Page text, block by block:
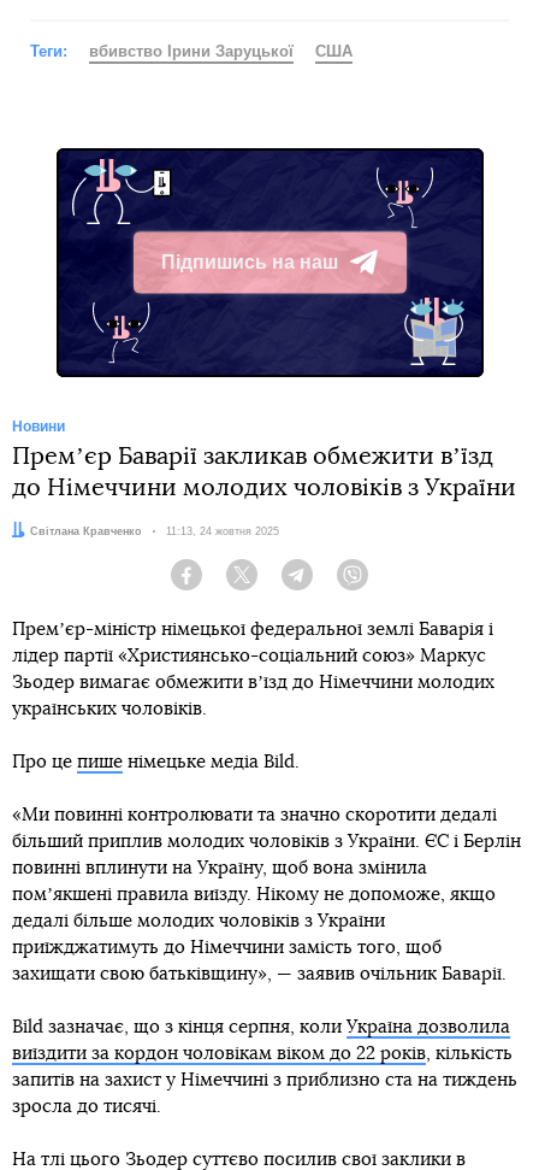
Теги: вбивство Ірини Заруцької США
Підпишись на наш
Telegram
Новини
Премʼєр Баварії закликав обмежити вʼїзд
до Німеччини молодих чоловіків з України
Автор:
Світлана Кравченко Дата:
11:13, 24 жовтня 2025
Facebook Twitter Telegram
Премʼєр-міністр німецької федеральної землі Баварія і
лідер партії «Християнсько-соціальний союз» Маркус
Зьодер вимагає обмежити вʼїзд до Німеччини молодих
українських чоловіків.
Про це пише німецьке медіа Bild.
«Ми повинні контролювати та значно скоротити дедалі
більший приплив молодих чоловіків з України. ЄС і Берлін
повинні вплинути на Україну, щоб вона змінила
помʼякшені правила виїзду. Нікому не допоможе, якщо
дедалі більше молодих чоловіків з України
приїжджатимуть до Німеччини замість того, щоб
захищати свою батьківщину», — заявив очільник Баварії.
Bild зазначає, що з кінця серпня, коли Україна дозволила
виїздити за кордон чоловікам віком до 22 років, кількість
запитів на захист у Німеччині з приблизно ста на тиждень
зросла до тисячі.
На тлі цього Зьодер суттєво посилив свої заклики в